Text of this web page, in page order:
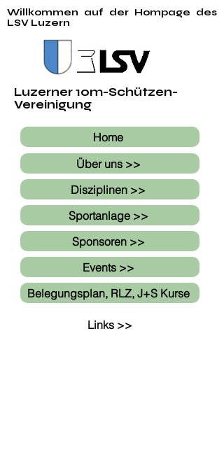
Willkommen auf der Hompage des
LSV Luzern
Luzerner 10m-Schützen-
Vereinigung
Home
Über uns >>
Disziplinen >>
Sportanlage >>
Sponsoren >>
Events >>
Belegungsplan, RLZ, J+S Kurse
Links >>